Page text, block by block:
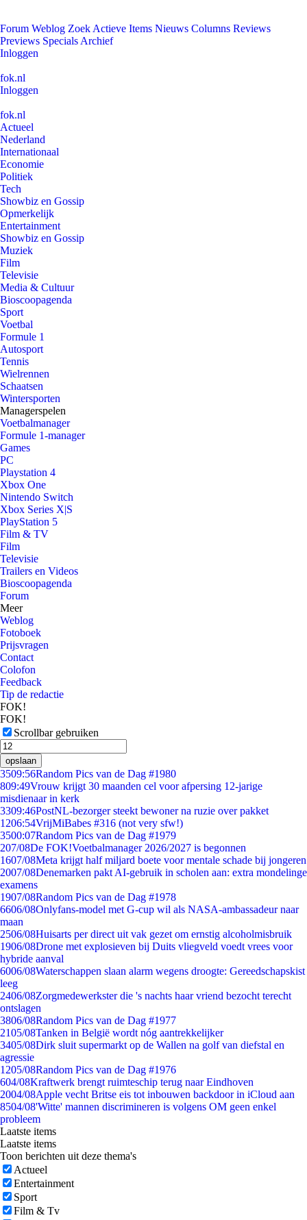
Forum Weblog Zoek Actieve Items Nieuws Columns Reviews
Previews Specials Archief
Inloggen
fok.nl
Inloggen
fok.nl
Actueel
Nederland
Internationaal
Economie
Politiek
Tech
Showbiz en Gossip
Opmerkelijk
Entertainment
Showbiz en Gossip
Muziek
Film
Televisie
Media & Cultuur
Bioscoopagenda
Sport
Voetbal
Formule 1
Autosport
Tennis
Wielrennen
Schaatsen
Wintersporten
Managerspelen
Voetbalmanager
Formule 1-manager
Games
PC
Playstation 4
Xbox One
Nintendo Switch
Xbox Series X|S
PlayStation 5
Film & TV
Film
Televisie
Trailers en Videos
Bioscoopagenda
Forum
Meer
Weblog
Fotoboek
Prijsvragen
Contact
Colofon
Feedback
Tip de redactie
FOK!
FOK!
Scrollbar gebruiken
opslaan
3509:56Random Pics van de Dag #1980
809:49Vrouw krijgt 30 maanden cel voor afpersing 12-jarige
misdienaar in kerk
3309:46PostNL-bezorger steekt bewoner na ruzie over pakket
1206:54VrijMiBabes #316 (not very sfw!)
3500:07Random Pics van de Dag #1979
207/08De FOK!Voetbalmanager 2026/2027 is begonnen
1607/08Meta krijgt half miljard boete voor mentale schade bij jongeren
2007/08Denemarken pakt AI-gebruik in scholen aan: extra mondelinge
examens
1907/08Random Pics van de Dag #1978
6606/08Onlyfans-model met G-cup wil als NASA-ambassadeur naar
maan
2506/08Huisarts per direct uit vak gezet om ernstig alcoholmisbruik
1906/08Drone met explosieven bij Duits vliegveld voedt vrees voor
hybride aanval
6006/08Waterschappen slaan alarm wegens droogte: Gereedschapskist
leeg
2406/08Zorgmedewerkster die 's nachts haar vriend bezocht terecht
ontslagen
3806/08Random Pics van de Dag #1977
2105/08Tanken in België wordt nóg aantrekkelijker
3405/08Dirk sluit supermarkt op de Wallen na golf van diefstal en
agressie
1205/08Random Pics van de Dag #1976
604/08Kraftwerk brengt ruimteschip terug naar Eindhoven
2004/08Apple vecht Britse eis tot inbouwen backdoor in iCloud aan
8504/08'Witte' mannen discrimineren is volgens OM geen enkel
probleem
Laatste items
Laatste items
Toon berichten uit deze thema's
Actueel
Entertainment
Sport
Film & Tv